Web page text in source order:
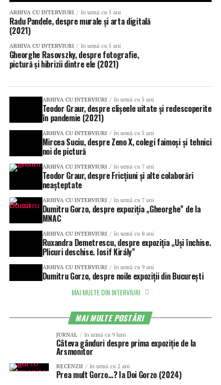
ARHIVA CU INTERVIURI în urmă cu 5 ani
Radu Pandele, despre murale și arta digitală
(2021)
ARHIVA CU INTERVIURI în urmă cu 5 ani
Gheorghe Rasovszky, despre fotografie,
pictură și hibrizii dintre ele (2021)
ARHIVA CU INTERVIURI în urmă cu 5 ani
Teodor Graur, despre clișeele uitate și redescoperite
în pandemie (2021)
ARHIVA CU INTERVIURI în urmă cu 5 ani
Mircea Suciu, despre Zeno X, colegi faimoși și tehnici
noi de pictură
ARHIVA CU INTERVIURI în urmă cu 7 ani
Teodor Graur, despre Fricțiuni și alte colaborări
neașteptate
ARHIVA CU INTERVIURI în urmă cu 7 ani
Dumitru Gorzo, despre expoziția „Gheorghe” de la
MNAC
ARHIVA CU INTERVIURI în urmă cu 8 ani
Ruxandra Demetrescu, despre expoziția „Uși închise.
Plicuri deschise. Iosif Király”
ARHIVA CU INTERVIURI în urmă cu 9 ani
Dumitru Gorzo, despre noile expoziții din București
MAI MULTE DIN INTERVIURI
MAI MULTE POSTĂRI
JURNAL în urmă cu 9 luni
Câteva gânduri despre prima expoziție de la
Arsmonitor
RECENZII în urmă cu 2 ani
Prea mult Gorzo…? Ia Doi Gorzo (2024)